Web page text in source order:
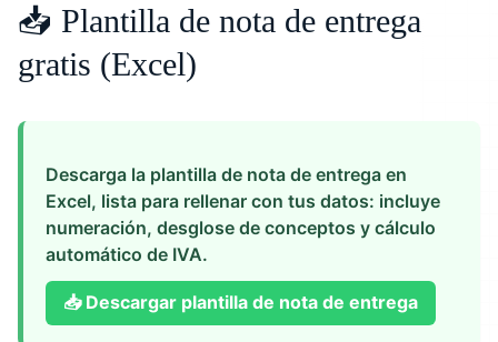
📥 Plantilla de nota de entrega
gratis (Excel)
Descarga la plantilla de nota de entrega en
Excel, lista para rellenar con tus datos: incluye
numeración, desglose de conceptos y cálculo
automático de IVA.
📥 Descargar plantilla de nota de entrega